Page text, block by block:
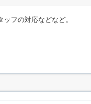
フの対応などなど。